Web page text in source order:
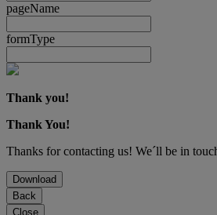
pageName
formType
Thank you!
Thank You!
Thanks for contacting us! We´ll be in
Download
Back
Close